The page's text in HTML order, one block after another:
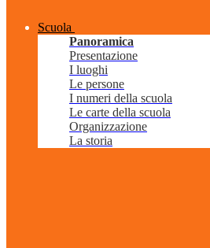
Scuola
Panoramica
Presentazione
I luoghi
Le persone
I numeri della scuola
Le carte della scuola
Organizzazione
La storia